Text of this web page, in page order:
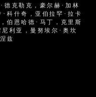
德克勒克，豪尔赫·加林
科什奇，亚伯拉罕·拉卡
伯恩哈德·马丁，克里斯
利亚，曼努埃尔·奥坎
兹